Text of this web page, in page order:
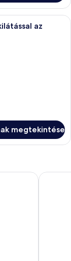
tiszta szállodai
az
megtekintése
Two